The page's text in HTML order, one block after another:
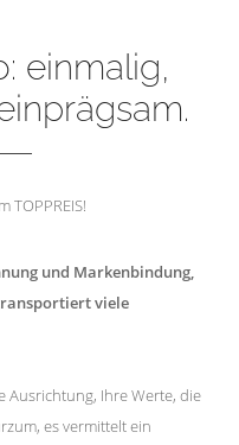
einmalig,
TOPPREIS!
und Markenbindung,
viele
Ausrichtung, Ihre Werte, die
es vermittelt ein